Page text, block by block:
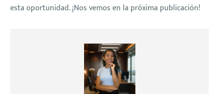
esta oportunidad. ¡Nos vemos en la próxima publicación!